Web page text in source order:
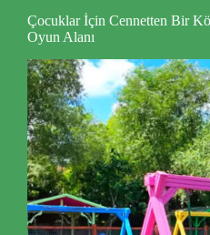
Çocuklar İçin Cennetten Bir
Oyun Alanı